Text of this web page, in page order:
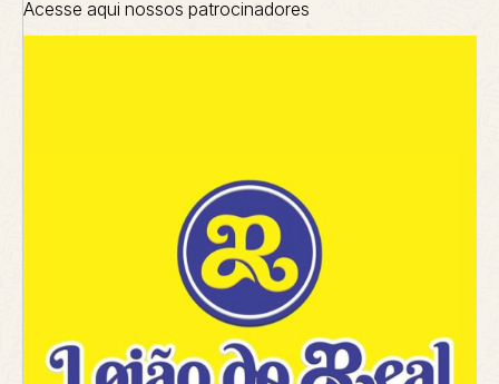
Acesse aqui nossos patrocinadores